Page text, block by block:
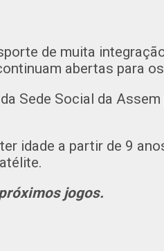
de muita
abertas para
Sede Social da Assem
idade a partir de 9
jogos.